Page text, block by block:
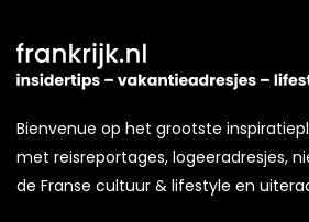
Bienvenue op het grootste
met reisreportages, logeeradresjes,
de Franse cultuur & lifestyle en